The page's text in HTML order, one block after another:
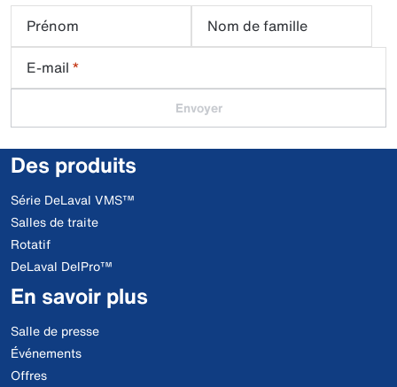
Prénom
Nom de famille
E-mail *
Envoyer
Des produits
Série DeLaval VMS™
Salles de traite
Rotatif
DeLaval DelPro™
En savoir plus
Salle de presse
Événements
Offres